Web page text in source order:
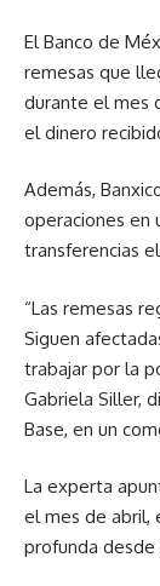
El Banco de
remesas que
durante el mes
el dinero
Además,
operaciones en
transferencias
“Las remesas
Siguen
trabajar por la
Gabriela Siller,
Base, en un
La experta
el mes de abril,
profunda desde